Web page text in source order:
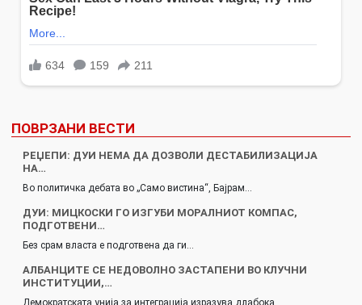
ПОВРЗАНИ ВЕСТИ
РЕЏЕПИ: ДУИ НЕМА ДА ДОЗВОЛИ ДЕСТАБИЛИЗАЦИЈА
НА…
Во политичка дебата во „Само вистина“, Бајрам…
ДУИ: МИЦКОСКИ ГО ИЗГУБИ МОРАЛНИОТ КОМПАС,
ПОДГОТВЕНИ…
Без срам власта е подготвена да ги…
АЛБАНЦИТЕ СЕ НЕДОВОЛНО ЗАСТАПЕНИ ВО КЛУЧНИ
ИНСТИТУЦИИ,…
Демократската унија за интеграција изразува длабока